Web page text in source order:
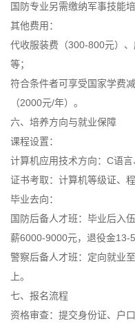
国防专业另需缴纳军事技能
其他费用：
代收服装费（300-800元）
等；
符合条件者可享受国家学费
（2000元/年）。
六、培养方向与就业保障
课程设置：
计算机应用技术方向：C语
证书考取：计算机等级证、
毕业去向：
国防后备人才班：毕业后入
薪6000-9000元，退役金13-
警察后备人才班：定向就业
上。
七、报名流程
资格审查：提交身份证、户